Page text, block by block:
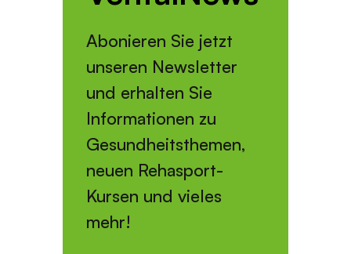
Abonieren Sie jetzt
unseren Newsletter
und erhalten Sie
Informationen zu
Gesundheitsthemen,
neuen Rehasport-
Kursen und vieles
mehr!